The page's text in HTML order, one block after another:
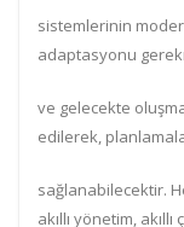
sistemlerinin
adaptasyonu
ve gelecekte
edilerek,
sağlanabilecektir.
akıllı yönetim, akıllı